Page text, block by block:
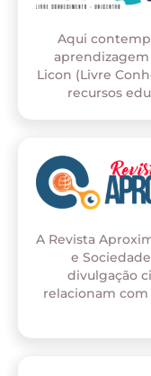
Aqui
Licon (Livre
recursos
A Revista
e
divulgação
relacionam